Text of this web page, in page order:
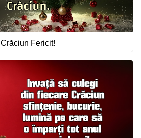
Crăciun Fericit!